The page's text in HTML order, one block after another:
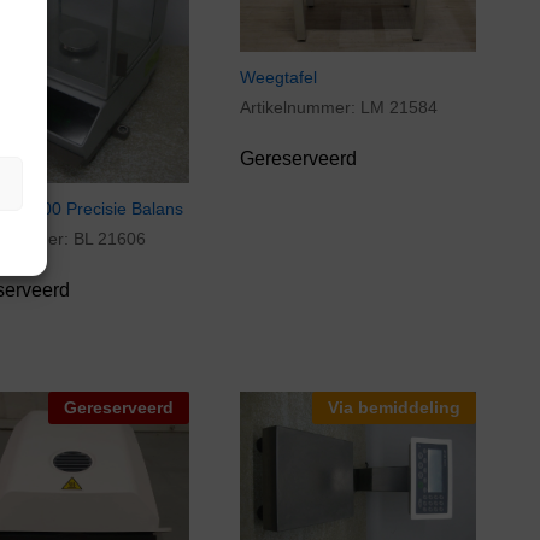
AC100 Precisie Balans
BL 21606
Weegtafel
Artikelnummer: LM 21584
Gereserveerd
Gereserveerd Via bemiddeling